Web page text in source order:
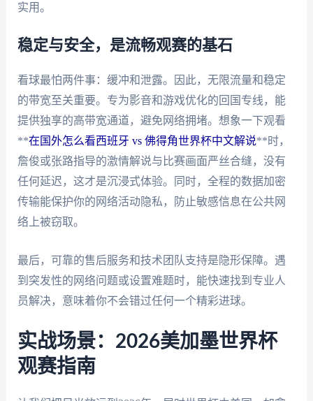
实用。
稳定与安全，是流畅观赛的基石
看球最怕两件事：缓冲和泄露。因此，无限流量和稳定
的带宽至关重要。专为影音和游戏优化的回国专线，能
提供独享的高带宽通道，避免网络拥堵。想象一下观看
**在国外怎么看西班牙 vs 佛得角世界杯中文解说**时，
詹俊或张路指导的激情解说与比赛画面严丝合缝，没有
任何延迟，这才是沉浸式体验。同时，全程的数据加密
传输能保护你的网络活动隐私，防止敏感信息在公共网
络上被窃取。
最后，可靠的售后服务和技术团队支持是隐形保障。遇
到突发性的网络问题或设置难题时，能快速找到专业人
员解决，意味着你不会错过任何一个精彩进球。
实战场景：2026美加墨世界杯
观赛指南